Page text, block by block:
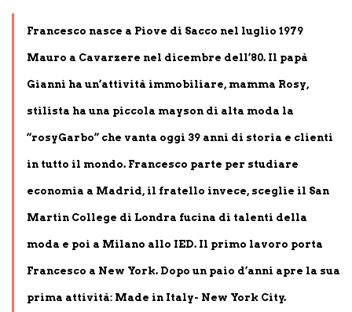
Francesco nasce a Piove di Sacco nel luglio 1979
Mauro a Cavarzere nel dicembre dell’80. Il papà
Gianni ha un’attività immobiliare, mamma Rosy,
stilista ha una piccola mayson di alta moda la
“rosyGarbo” che vanta oggi 39 anni di storia e clienti
in tutto il mondo. Francesco parte per studiare
economia a Madrid, il fratello invece, sceglie il San
Martin College di Londra fucina di talenti della
moda e poi a Milano allo IED. Il primo lavoro porta
Francesco a New York. Dopo un paio d’anni apre la sua
prima attività: Made in Italy- New York City.